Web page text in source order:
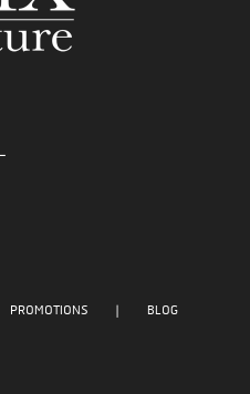
PROMOTIONS BLOG